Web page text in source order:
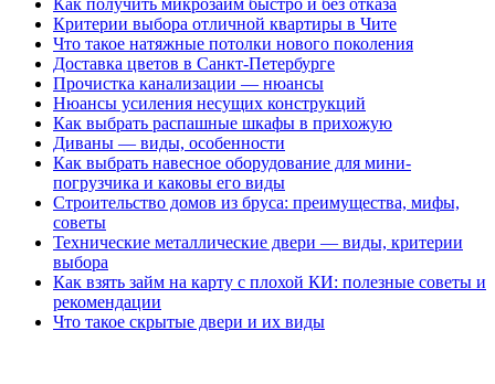
Критерии выбора отличной квартиры в Чите
Что такое натяжные потолки нового поколения
Доставка цветов в Санкт-Петербурге
Прочистка канализации — нюансы
Нюансы усиления несущих конструкций
Как выбрать распашные шкафы в прихожую
Диваны — виды, особенности
Как выбрать навесное оборудование для мини-
погрузчика и каковы его виды
Строительство домов из бруса: преимущества, мифы,
советы
Технические металлические двери — виды, критерии
выбора
Как взять займ на карту с плохой КИ: полезные советы и
рекомендации
Что такое скрытые двери и их виды